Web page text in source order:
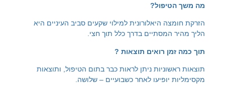
?
היאלורונית למילוי שקעים סביב העיניים היא
המסתיים בדרך כלל תוך חצי.
רואים תוצאות?
ניתן לראות כבר בתום הטיפול, ותוצאות
יופיעו לאחר כשבועיים – שלושה.